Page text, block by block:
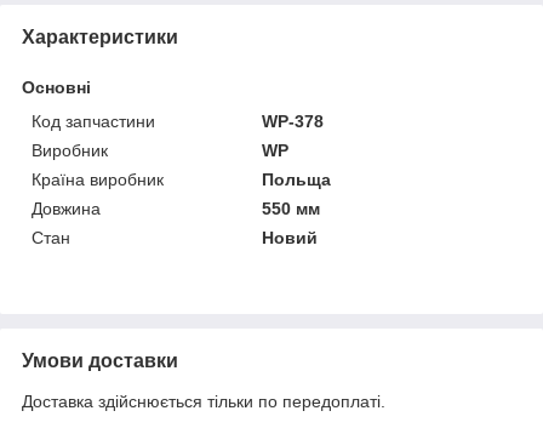
Характеристики
Основні
Код запчастини
WP-378
Виробник
WP
Країна виробник
Польща
Довжина
550 мм
Стан
Новий
Умови доставки
Доставка здійснюється тільки по передоплаті.